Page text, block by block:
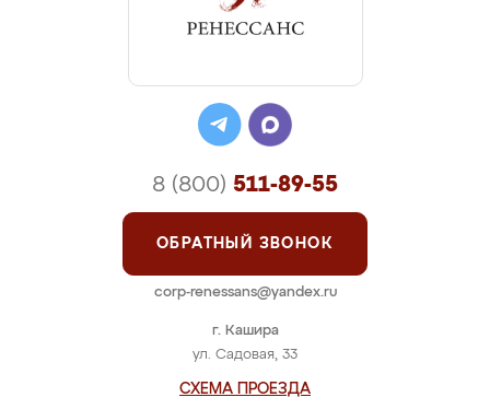
г. Кашира
ул. Садовая, 33
СХЕМА ПРОЕЗДА
8 (800) 511-89-55
ОБРАТНЫЙ ЗВОНОК
corp-renessans@yandex.ru